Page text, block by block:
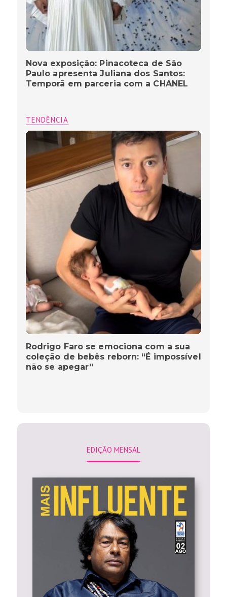
Nova exposição: Pinacoteca de São
Paulo apresenta Juliana dos Santos:
Temporã em parceria com a CHANEL
TENDÊNCIA
Rodrigo Faro se emociona com a sua
coleção de bebês reborn: “É impossível
não se apegar”
EDIÇÃO MENSAL